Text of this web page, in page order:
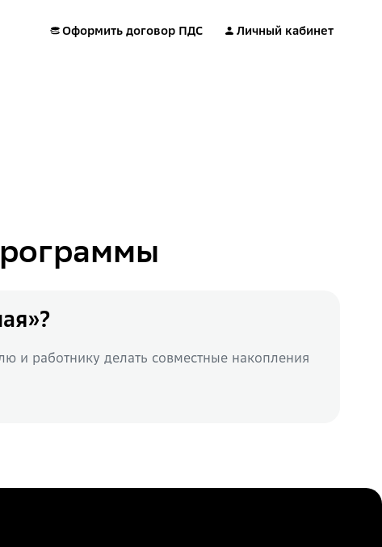
Оформить договор ПДС Личный кабинет
и работнику делать совместные накопления